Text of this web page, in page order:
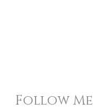
Follow Me